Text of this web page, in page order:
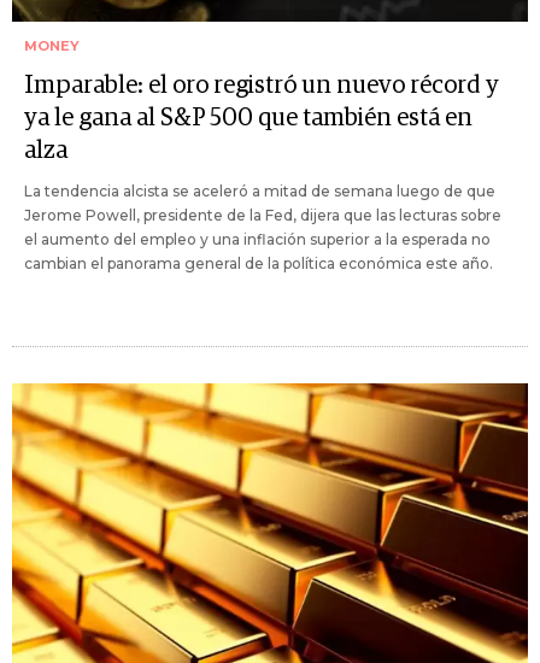
MONEY
Imparable: el oro registró un nuevo récord y
ya le gana al S&P 500 que también está en
alza
La tendencia alcista se aceleró a mitad de semana luego de que
Jerome Powell, presidente de la Fed, dijera que las lecturas sobre
el aumento del empleo y una inflación superior a la esperada no
cambian el panorama general de la política económica este año.